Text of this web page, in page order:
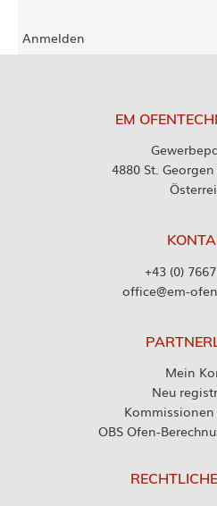
Anmelden
EM
4880 St.
+43 (0)
office@em-
Mein
Neu
OBS Ofen-